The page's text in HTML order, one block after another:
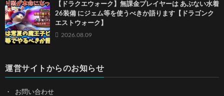
【ドラクエウォーク】無課金プレイヤーは あぶない水着
26装備 にジェム等を使うべきか語ります【ドラゴンク
エストウォーク】
2026.08.09
運営サイトからのお知らせ
お問い合わせ